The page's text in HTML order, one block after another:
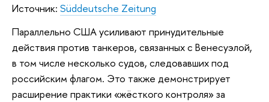
Источник: Süddeutsche Zeitung
Параллельно США усиливают принудительные
действия против танкеров, связанных с Венесуэлой,
в том числе несколько судов, следовавших под
российским флагом. Это также демонстрирует
расширение практики «жёсткого контроля» за